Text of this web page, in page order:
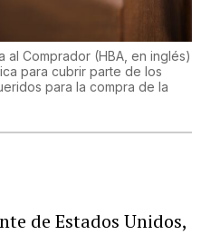
al Comprador (HBA, en inglés)
para cubrir parte de los
para la compra de la
de Estados Unidos,